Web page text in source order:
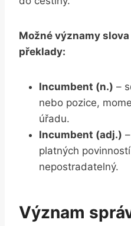
Možné významy
překlady:
Incumbent (n.) –
nebo pozice,
úřadu.
Incumbent (adj.)
platných
nepostradatelný.
Význam